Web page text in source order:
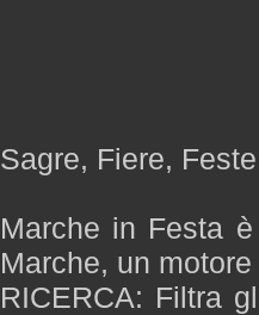
Sagre, Fiere,
Marche in Festa
Marche, un
RICERCA: Filtra